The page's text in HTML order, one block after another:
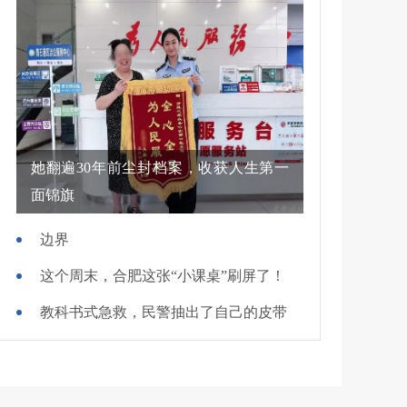
她翻遍30年前尘封档案，收获人生第一
面锦旗
边界
这个周末，合肥这张“小课桌”刷屏了！
教科书式急救，民警抽出了自己的皮带